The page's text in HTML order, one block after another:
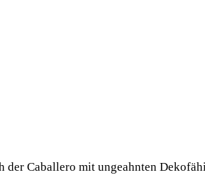
der Caballero mit ungeahnten